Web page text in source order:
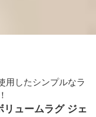
用したシンプルなラ
リュームラグ ジェ